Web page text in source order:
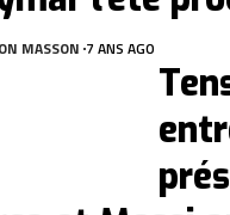
MASSON 7 ANS AGO